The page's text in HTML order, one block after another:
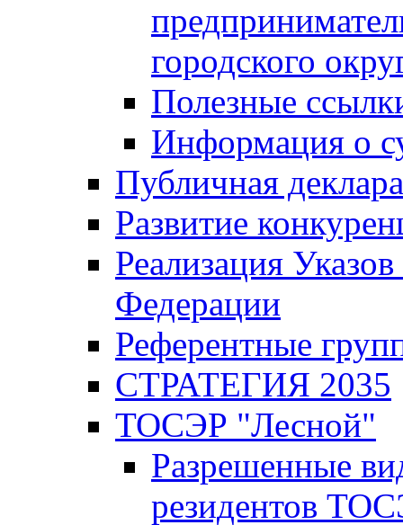
городского
Полезные
Информация о
Публичная
Развитие
Реализация
Федерации
Референтные
СТРАТЕГИЯ 2035
ТОСЭР "Лесной"
Разрешенные
резидентов